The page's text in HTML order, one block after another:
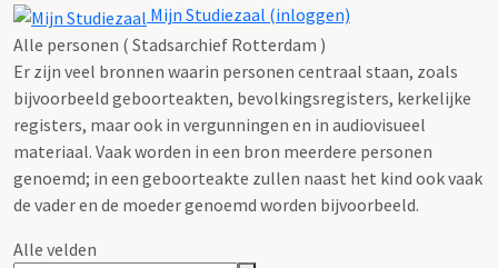
Mijn Studiezaal (inloggen)
Alle personen ( Stadsarchief Rotterdam )
Er zijn veel bronnen waarin personen centraal staan, zoals
bijvoorbeeld geboorteakten, bevolkingsregisters, kerkelijke
registers, maar ook in vergunningen en in audiovisueel
materiaal. Vaak worden in een bron meerdere personen
genoemd; in een geboorteakte zullen naast het kind ook vaak
de vader en de moeder genoemd worden bijvoorbeeld.
Alle velden